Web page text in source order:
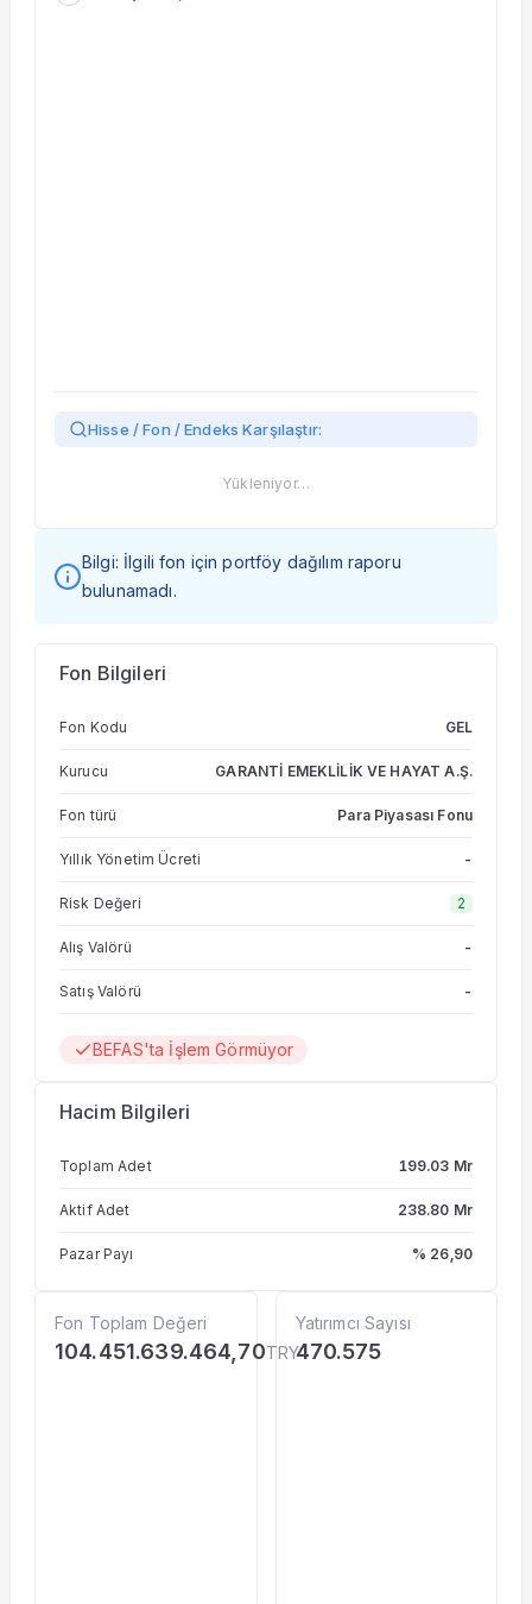
Hisse / Fon / Endeks Karşılaştır:
Yükleniyor…
Bilgi: İlgili fon için portföy dağılım raporu
bulunamadı.
Fon Bilgileri
Fon Kodu GEL
Kurucu GARANTİ EMEKLİLİK VE HAYAT A.Ş.
Fon türü Para Piyasası Fonu
Yıllık Yönetim Ücreti -
Risk Değeri 2
Alış Valörü -
Satış Valörü -
BEFAS'ta İşlem Görmüyor
Hacim Bilgileri
Toplam Adet 199.03 Mr
Aktif Adet 238.80 Mr
Pazar Payı % 26,90
Fon Toplam Değeri
104.451.639.464,70TRY
Yatırımcı Sayısı
470.575